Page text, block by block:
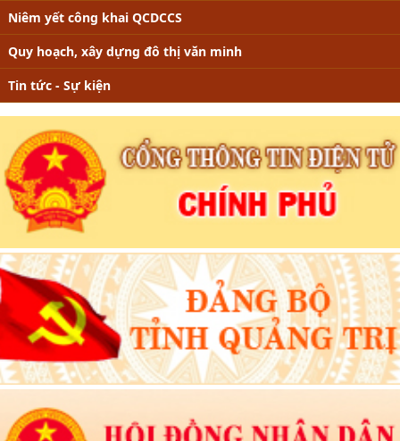
Niêm yết công khai QCDCCS
Quy hoạch, xây dựng đô thị văn minh
Tin tức - Sự kiện